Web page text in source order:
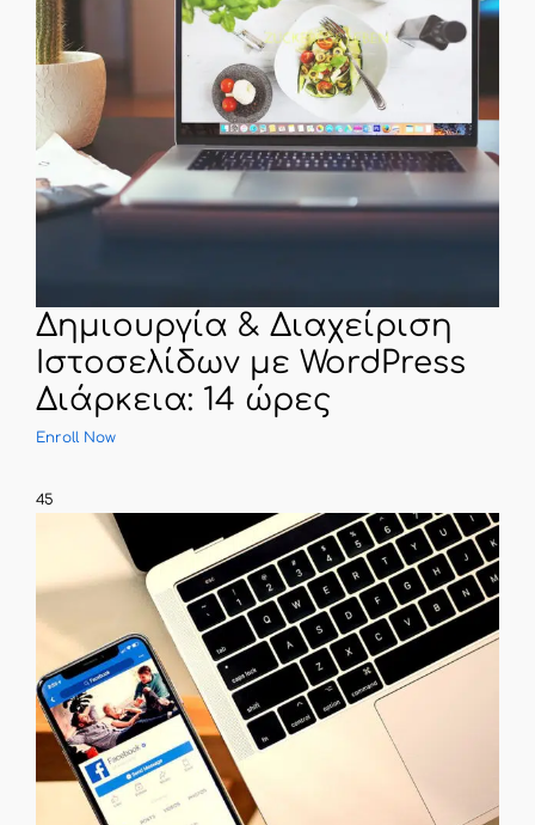
Δημιουργία & Διαχείριση
Ιστοσελίδων με WordPress
Διάρκεια: 14 ώρες
Enroll Now
45